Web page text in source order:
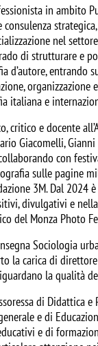
in ambito
nel
di strutturare e
d’autore, entrando
italiana e
critico e docente
Giacomelli,
con
sulle pagine
3M. Dal 2024
divulgativi e
del Monza Photo
Sociologia
la carica di
la qualità
di Didattica e
e di
e di